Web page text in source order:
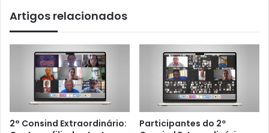
Artigos relacionados
2° Consind Extraordinário:
Participantes do 2º